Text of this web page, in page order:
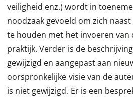
veiligheid enz.) wordt in
noodzaak gevoeld om zich
te houden met het invoeren van
praktijk. Verder is de
gewijzigd en aangepast aan
oorspronkelijke visie van de
is niet gewijzigd. Er is een